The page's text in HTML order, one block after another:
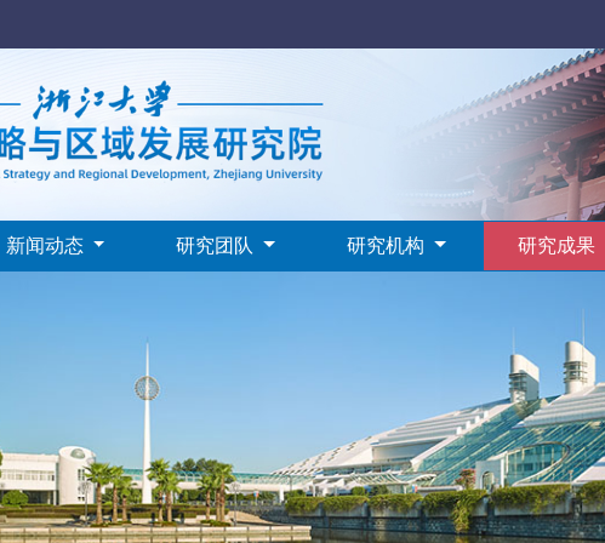
新闻动态 研究团队 研究机构 研究成果